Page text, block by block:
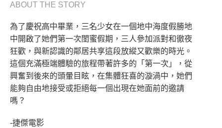
ABOUT THE STORY
為了慶祝高中畢業，三名少女在一個地中海度假勝地
中開啟了她們第一次閨蜜假期，三人參加派對和徹夜
狂歡，與新認識的鄰居共享這段放縱又歡樂的時光。
這個充滿極端體驗的旅程帶著許多的「第一次」，從
興奮到後來的頭暈目眩，在集體狂喜的漩渦中，她們
能夠自由地接受或拒絕每一個出現在她面前的邀請
嗎？
-捷傑電影